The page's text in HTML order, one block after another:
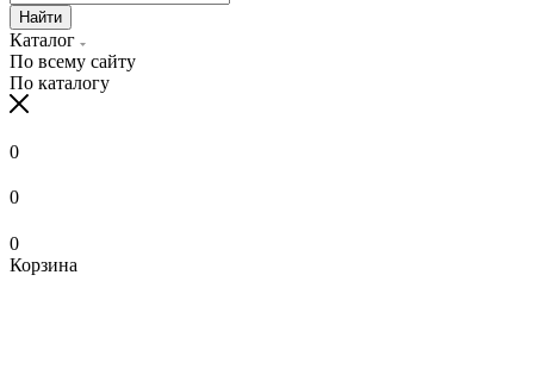
Найти
Каталог
По всему сайту
По каталогу
0
0
0
Корзина